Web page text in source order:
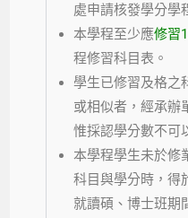
處申請核發學分學
本學程至少應修習
程修習科目表。
學生已修習及格之
或相似者，經承辦
惟採認學分數不可
本學程學生未於修
科目與學分時，得
就讀碩、博士班期